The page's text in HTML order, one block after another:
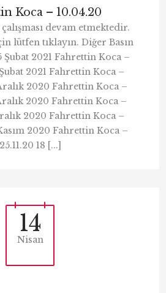
Koca – 10.04.20
devam etmektedir.
lütfen tıklayın. Diğer Basın
Şubat 2021 Fahrettin Koca –
2021 Fahrettin Koca –
2020 Fahrettin Koca –
2020 Fahrettin Koca –
2020 Fahrettin Koca –
2020 Fahrettin Koca –
25.11.20 18 [...]
14
Nisan